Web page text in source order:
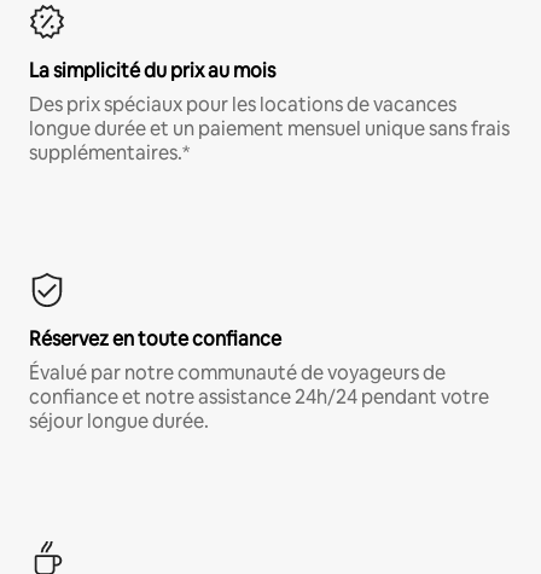
La simplicité du prix au mois
Des prix spéciaux pour les locations de vacances
longue durée et un paiement mensuel unique sans frais
supplémentaires.*
Réservez en toute confiance
Évalué par notre communauté de voyageurs de
confiance et notre assistance 24h/24 pendant votre
séjour longue durée.